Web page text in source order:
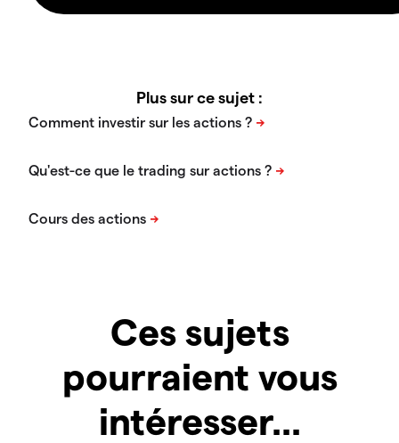
Plus sur ce sujet :
Ces sujets
pourraient vous
intéresser...